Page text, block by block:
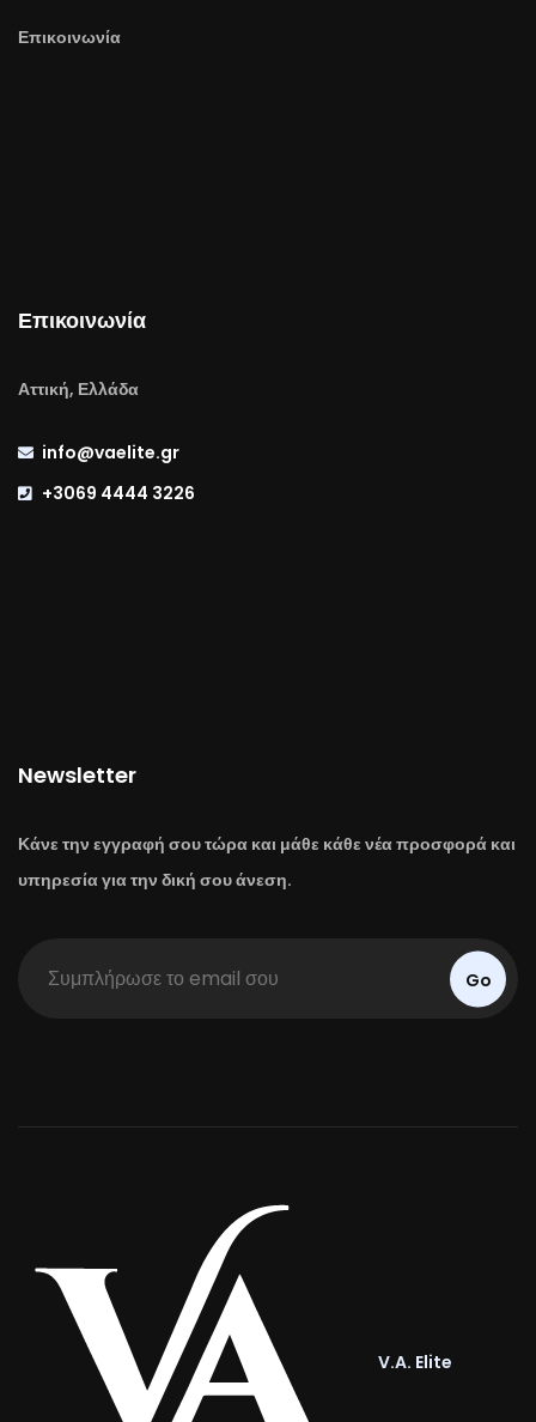
Επικοινωνία
Επικοινωνία
Αττική, Ελλάδα
info@vaelite.gr
+3069 4444 3226
Newsletter
Κάνε την εγγραφή σου τώρα και μάθε κάθε νέα προσφορά και
υπηρεσία για την δική σου άνεση.
Go
V.A. Elite